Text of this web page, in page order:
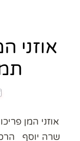
אוזני
אוזני המן